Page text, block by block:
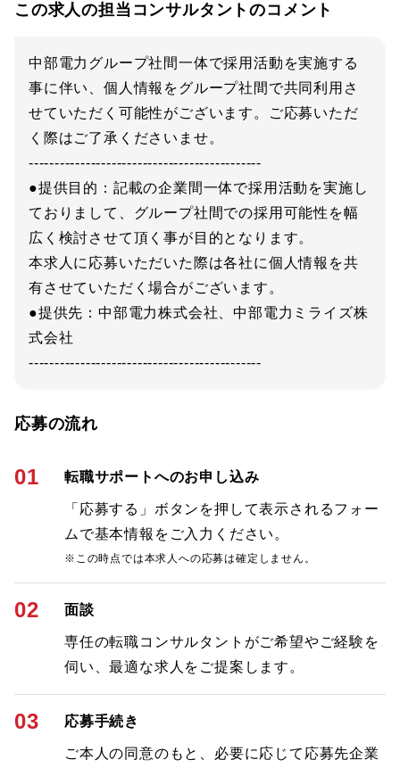
この求人の担当コンサルタントのコメント
中部電力グループ社間一体で採用活動を実施する
事に伴い、個人情報をグループ社間で共同利用さ
せていただく可能性がございます。ご応募いただ
く際はご了承くださいませ。
---------------------------------------------
●提供目的：記載の企業間一体で採用活動を実施し
ておりまして、グループ社間での採用可能性を幅
広く検討させて頂く事が目的となります。
本求人に応募いただいた際は各社に個人情報を共
有させていただく場合がございます。
●提供先：中部電力株式会社、中部電力ミライズ株
式会社
---------------------------------------------
応募の流れ
01 転職サポートへのお申し込み
「応募する」ボタンを押して表示されるフォー
ムで基本情報をご入力ください。
※この時点では本求人への応募は確定しません。
02 面談
専任の転職コンサルタントがご希望やご経験を
伺い、最適な求人をご提案します。
03 応募手続き
ご本人の同意のもと、必要に応じて応募先企業